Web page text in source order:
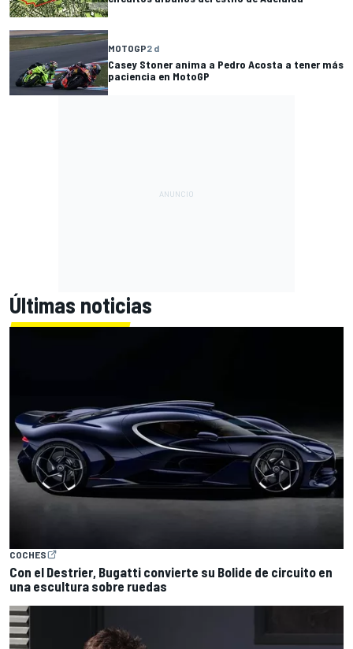
MOTOGP2 d
Casey Stoner anima a Pedro Acosta a tener más
paciencia en MotoGP
Últimas noticias
COCHES
Con el Destrier, Bugatti convierte su Bolide de circuito en
una escultura sobre ruedas